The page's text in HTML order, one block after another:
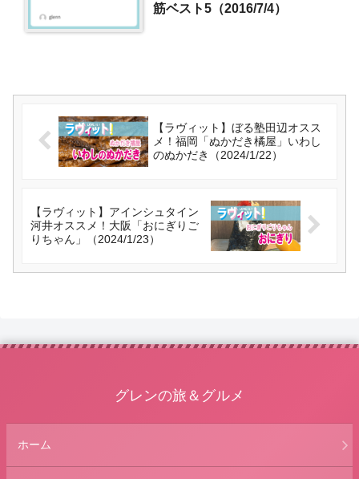
筋ベスト5（2016/7/4）
【ラヴィット】ぼる塾田辺オスス
メ！福岡「ぬかだき橘屋」いわし
のぬかだき（2024/1/22）
【ラヴィット】アインシュタイン
河井オススメ！大阪「おにぎりご
りちゃん」（2024/1/23）
グレンの旅＆グルメ
ホーム